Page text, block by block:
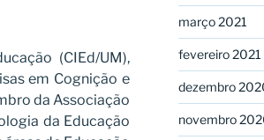
(CIEd/UM),
em Cognição e
da Associação
da Educação
março 2021
fevereiro 2021
dezembro
novembro